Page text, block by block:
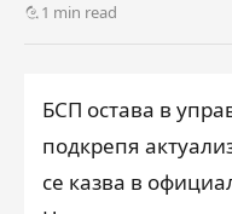
1 min read
БСП остава в
подкрепя
се казва в